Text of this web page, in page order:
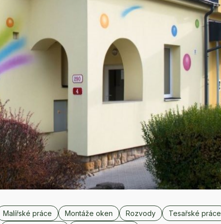
Malířské práce Montáže oken Rozvody Tesařské práce